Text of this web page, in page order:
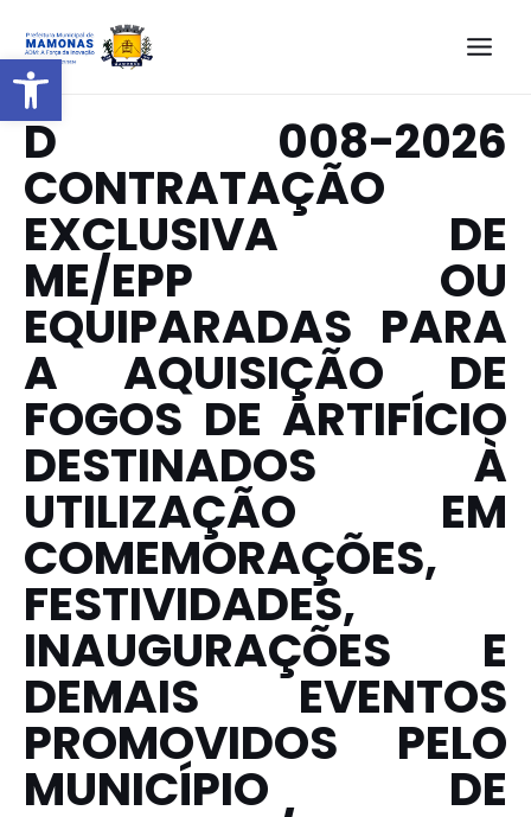
Barra de Ferramentas Aberta
D 008-2026
CONTRATAÇÃO
EXCLUSIVA DE
ME/EPP OU
EQUIPARADAS PARA
A AQUISIÇÃO DE
FOGOS DE ARTIFÍCIO
DESTINADOS À
UTILIZAÇÃO EM
COMEMORAÇÕES,
FESTIVIDADES,
INAUGURAÇÕES E
DEMAIS EVENTOS
PROMOVIDOS PELO
MUNICÍPIO DE